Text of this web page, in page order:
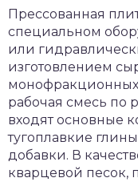
Прессованная
специальном
или
изготовлением
монофракционных
рабочая смесь по
входят основные
тугоплавкие
добавки. В
кварцевой песок,